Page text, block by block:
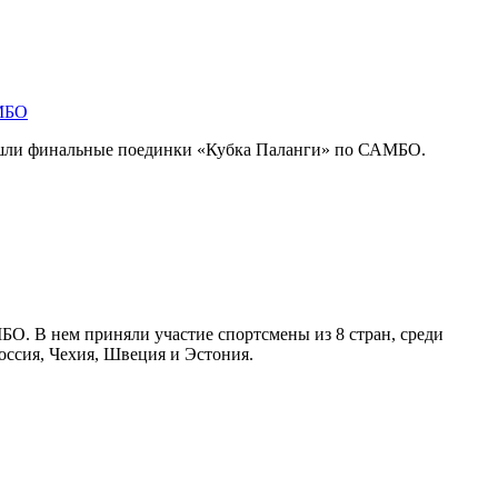
финальные поединки «Кубка Паланги» по САМБО.
В нем приняли участие спортсмены из 8 стран, среди
Чехия, Швеция и Эстония.